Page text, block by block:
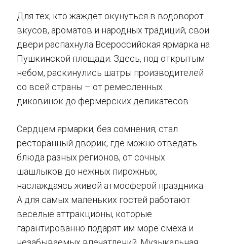
Для тех, кто жаждет окунуться в водоворот
вкусов, ароматов и народных традиций, свои
двери распахнула Всероссийская ярмарка на
Пушкинской площади. Здесь, под открытым
небом, раскинулись шатры производителей
со всей страны – от ремесленных
диковинок до фермерских деликатесов.
Сердцем ярмарки, без сомнения, стал
ресторанный дворик, где можно отведать
блюда разных регионов, от сочных
шашлыков до нежных пирожных,
наслаждаясь живой атмосферой праздника.
А для самых маленьких гостей работают
веселые аттракционы, которые
гарантированно подарят им море смеха и